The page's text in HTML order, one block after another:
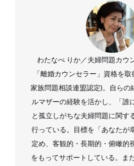
わたなべ りか／夫婦問題カウ
「離婚カウンセラー」資格を
家族問題相談連盟認定)。自らの
ルマザーの経験を活かし、「誰
と孤立しがちな夫婦問題に関す
行っている。目標を「あなたが
定め、客観的・長期的・俯瞰的
をもってサポートしている。ま